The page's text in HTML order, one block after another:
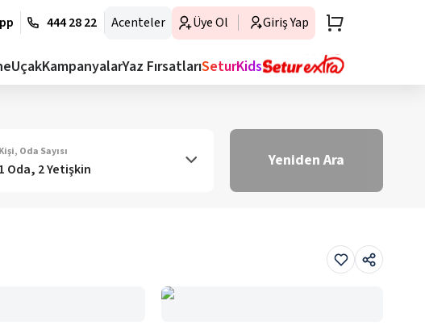
444 28 22 Acenteler Üye Ol Giriş Yap
UçakKampanyalarYaz FırsatlarıSeturKids
Kişi, Oda Sayısı
1 Oda, 2 Yetişkin Yeniden Ara